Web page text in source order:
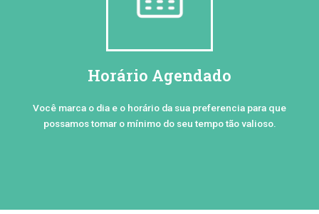
Horário Agendado
Você marca o dia e o horário da sua preferencia para que
possamos tomar o mínimo do seu tempo tão valioso.